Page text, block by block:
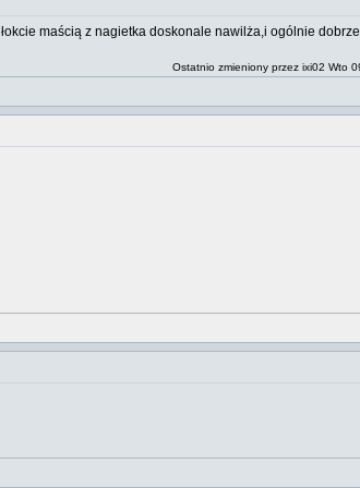
maścią z nagietka doskonale nawilża,i ogólnie
Ostatnio zmieniony przez ixi02 Wto